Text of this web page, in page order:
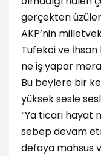
gerçekten
AKP’nin
Tufekci ve
ne iş yapar
Bu beylere bir
yüksek sesle
“Ya ticari hayat
sebep devam
defaya mahsus